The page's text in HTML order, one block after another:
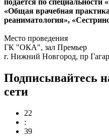
«Общая врачебная
реаниматология»,
Место проведения
ГК "ОКА", зал Премьер
г. Нижний Новгород, пр
Подписывайтесь
сети
22
:
39